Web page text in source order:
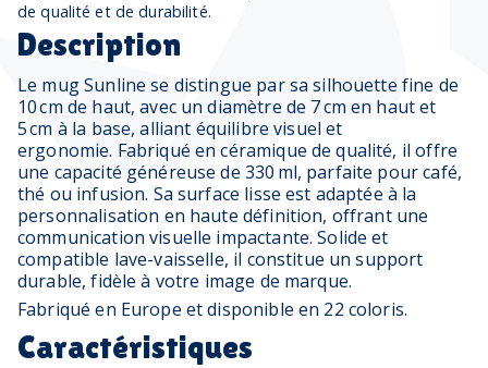
de qualité et de durabilité.
Description
Le mug Sunline se distingue par sa silhouette fine de
10 cm de haut, avec un diamètre de 7 cm en haut et
5 cm à la base, alliant équilibre visuel et
ergonomie. Fabriqué en céramique de qualité, il offre
une capacité généreuse de 330 ml, parfaite pour café,
thé ou infusion. Sa surface lisse est adaptée à la
personnalisation en haute définition, offrant une
communication visuelle impactante. Solide et
compatible lave-vaisselle, il constitue un support
durable, fidèle à votre image de marque.
Fabriqué en Europe et disponible en 22 coloris.
Caractéristiques